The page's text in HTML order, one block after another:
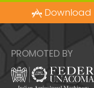
Download
PROMOTED BY